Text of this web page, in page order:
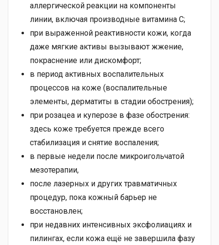
аллергической реакции на компоненты
линии, включая производные витамина C;
при выраженной реактивности кожи, когда
даже мягкие активы вызывают жжение,
покраснение или дискомфорт;
в период активных воспалительных
процессов на коже (воспалительные
элементы, дерматиты в стадии обострения);
при розацеа и куперозе в фазе обострения:
здесь коже требуется прежде всего
стабилизация и снятие воспаления;
в первые недели после микроигольчатой
мезотерапии,
после лазерных и других травматичных
процедур, пока кожный барьер не
восстановлен;
при недавних интенсивных эксфолиациях и
пилингах, если кожа ещё не завершила фазу